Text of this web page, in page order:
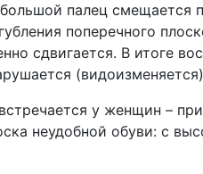
палец смещается
поперечного
сдвигается. В итоге
у женщин –
неудобной обуви: с